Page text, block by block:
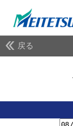
戻る